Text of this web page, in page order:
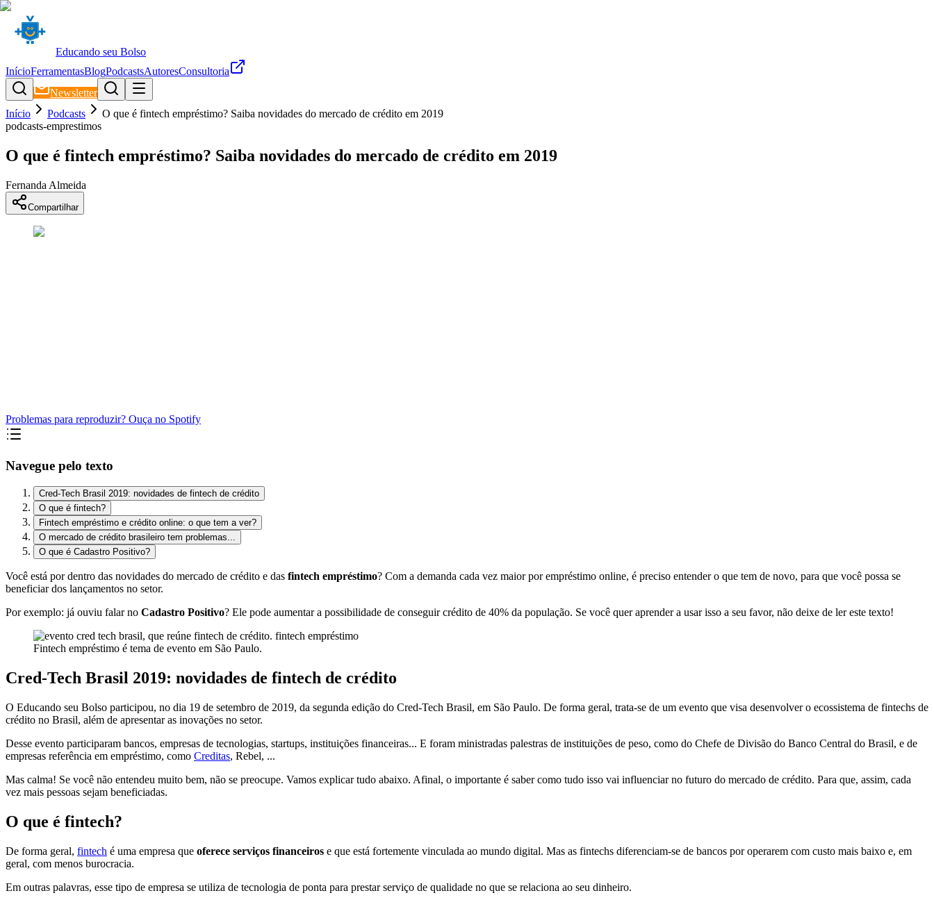
Educando seu Bolso
InícioFerramentasBlogPodcastsAutoresConsultoria
Newsletter
Início
Podcasts
O que é fintech empréstimo? Saiba novidades do mercado de crédito em 2019
podcasts-emprestimos
O que é fintech empréstimo? Saiba novidades do mercado de crédito em 2019
Fernanda Almeida
Compartilhar
Problemas para reproduzir? Ouça no Spotify
Navegue pelo texto
Cred-Tech Brasil 2019: novidades de fintech de crédito
O que é fintech?
Fintech empréstimo e crédito online: o que tem a ver?
O mercado de crédito brasileiro tem problemas...
O que é Cadastro Positivo?
Você está por dentro das novidades do mercado de crédito e das fintech empréstimo? Com a demanda cada vez maior por empréstimo online, é preciso entender o que tem de novo, para que você possa se
beneficiar dos lançamentos no setor.
Por exemplo: já ouviu falar no Cadastro Positivo? Ele pode aumentar a possibilidade de conseguir crédito de 40% da população. Se você quer aprender a usar isso a seu favor, não deixe de ler este texto!
Fintech empréstimo é tema de evento em São Paulo.
Cred-Tech Brasil 2019: novidades de fintech de crédito
O Educando seu Bolso participou, no dia 19 de setembro de 2019, da segunda edição do Cred-Tech Brasil, em São Paulo. De forma geral, trata-se de um evento que visa desenvolver o ecossistema de fintechs de
crédito no Brasil, além de apresentar as inovações no setor.
Desse evento participaram bancos, empresas de tecnologias, startups, instituições financeiras... E foram ministradas palestras de instituições de peso, como do Chefe de Divisão do Banco Central do Brasil, e de
empresas referência em empréstimo, como Creditas, Rebel, ...
Mas calma! Se você não entendeu muito bem, não se preocupe. Vamos explicar tudo abaixo. Afinal, o importante é saber como tudo isso vai influenciar no futuro do mercado de crédito. Para que, assim, cada
vez mais pessoas sejam beneficiadas.
O que é fintech?
De forma geral, fintech é uma empresa que oferece serviços financeiros e que está fortemente vinculada ao mundo digital. Mas as fintechs diferenciam-se de bancos por operarem com custo mais baixo e, em
geral, com menos burocracia.
Em outras palavras, esse tipo de empresa se utiliza de tecnologia de ponta para prestar serviço de qualidade no que se relaciona ao seu dinheiro.